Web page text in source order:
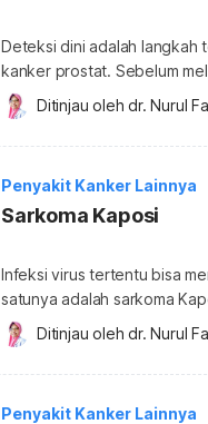
Deteksi dini adalah langkah
kanker prostat. Sebelum
pemeriksaan yang disebut
Bagaimana tes PSA
sebelum menjalaninya?
tes darah yang […]
Ditinjau oleh dr. Nurul
Penyakit Kanker Lainnya
Sarkoma Kaposi
Infeksi virus tertentu bisa
satunya adalah sarkoma
bisa menyebar ke organ
mengobatinya di bawah ini.
Kaposi sarcoma (KS)
Ditinjau oleh dr. Nurul
Penyakit Kanker Lainnya